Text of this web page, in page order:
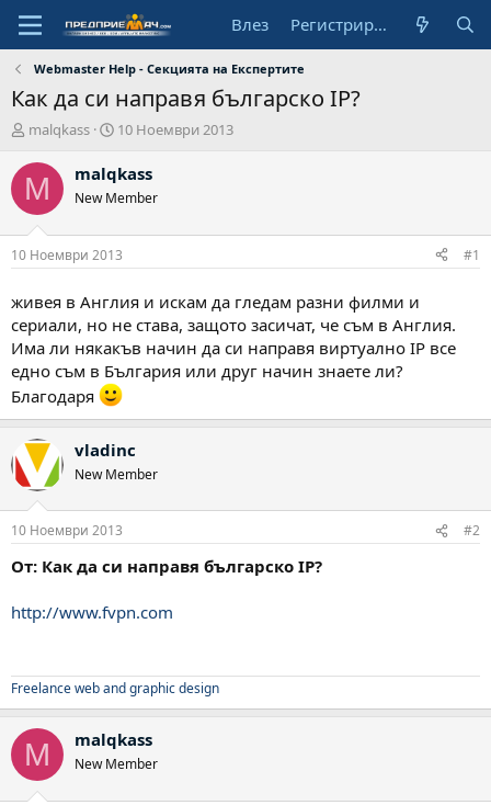
Влез Регистрирай се
Webmaster Help - Секцията на Експертите
Как да си направя българско IP?
А
т
о
malqkass
Н
ч
л
а
д
т
а
10 Ноември 2013
M malqkass
New Member
10 Ноември 2013 #1
живея в Англия и искам да гледам разни филми и
сериали, но не става, защото засичат, че съм в Англия.
Има ли някакъв начин да си направя виртуално IP все
едно съм в България или друг начин знаете ли?
Благодаря
vladinc
New Member
10 Ноември 2013 #2
От: Как да си направя българско IP?
http://www.fvpn.com
Freelance web and graphic design
M malqkass
New Member